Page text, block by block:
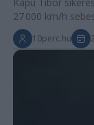
27 000 km/h
10perc.hu